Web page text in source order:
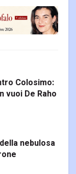
Colosimo:
vuoi De Raho
nebulosa